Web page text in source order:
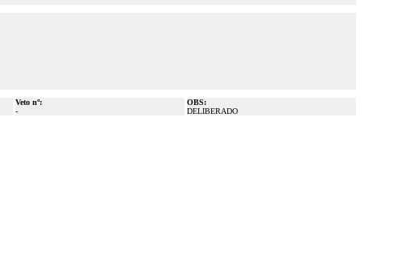
Veto nº:
-
OBS:
DELIBERADO